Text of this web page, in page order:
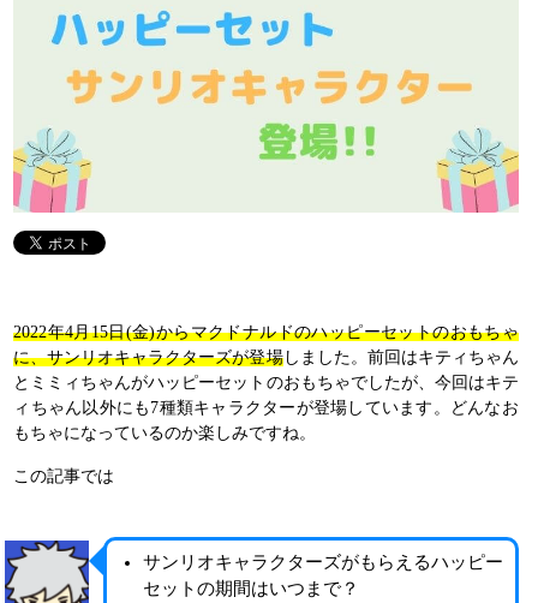
2022年4月15日(金)からマクドナルドのハッピーセットのおもちゃ
に、サンリオキャラクターズが登場しました。前回はキティちゃん
とミミィちゃんがハッピーセットのおもちゃでしたが、今回はキテ
ィちゃん以外にも7種類キャラクターが登場しています。どんなお
もちゃになっているのか楽しみですね。
この記事では
サンリオキャラクターズがもらえるハッピー
セットの期間はいつまで？